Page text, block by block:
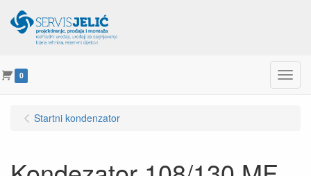
0 Menu
Startni kondenzator